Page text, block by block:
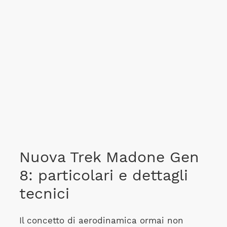
Nuova Trek Madone Gen
8: particolari e dettagli
tecnici
Il concetto di aerodinamica ormai non